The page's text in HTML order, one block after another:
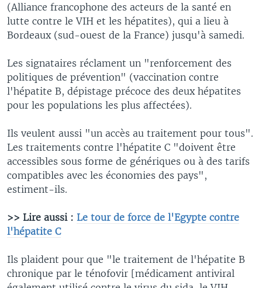
(Alliance francophone des acteurs de la santé en
lutte contre le VIH et les hépatites), qui a lieu à
Bordeaux (sud-ouest de la France) jusqu'à samedi.
Les signataires réclament un "renforcement des
politiques de prévention" (vaccination contre
l'hépatite B, dépistage précoce des deux hépatites
pour les populations les plus affectées).
Ils veulent aussi "un accès au traitement pour tous".
Les traitements contre l'hépatite C "doivent être
accessibles sous forme de génériques ou à des tarifs
compatibles avec les économies des pays",
estiment-ils.
>> Lire aussi : Le tour de force de l'Egypte contre
l'hépatite C
Ils plaident pour que "le traitement de l'hépatite B
chronique par le ténofovir [médicament antiviral